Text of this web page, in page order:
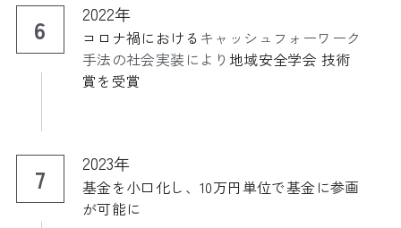
6 2022年
コロナ禍におけるキャッシュフォーワーク
手法の社会実装により 地域安全学会 技術
賞を受賞
7 2023年
基金を小口化し、10万円単位で基金に参画
が可能に